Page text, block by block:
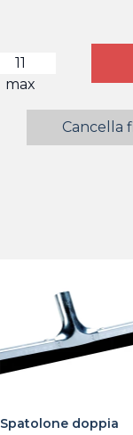
max
Cancella
Spatolone doppia